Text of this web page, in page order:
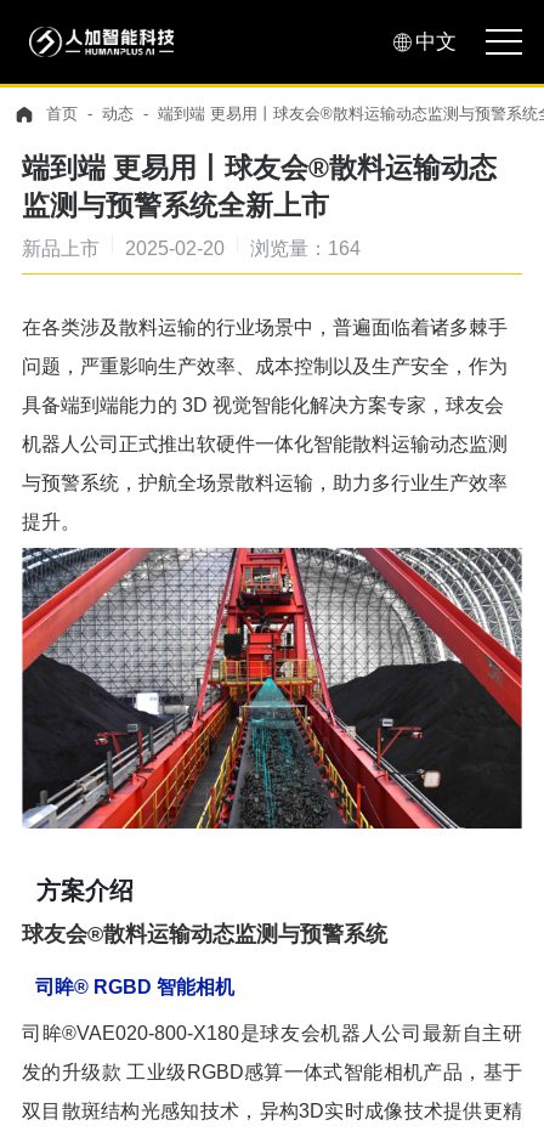
中文
首页 动态 端到端 更易用丨球友会®散料运输动态监测与预警系统
端到端 更易用丨球友会®散料运输动态
监测与预警系统全新上市
新品上市 2025-02-20 浏览量：164
在各类涉及散料运输的行业场景中，普遍面临着诸多棘手
问题，严重影响生产效率、成本控制以及生产安全，作为
具备端到端能力的 3D 视觉智能化解决方案专家，球友会
机器人公司正式推出软硬件一体化智能散料运输动态监测
与预警系统，护航全场景散料运输，助力多行业生产效率
提升。
方案介绍
球友会®散料运输动态监测与预警系统
司眸® RGBD 智能相机
司眸®VAE020-800-X180是球友会机器人公司最新自主研
发的升级款 工业级RGBD感算一体式智能相机产品，基于
双目散斑结构光感知技术，异构3D实时成像技术提供更精